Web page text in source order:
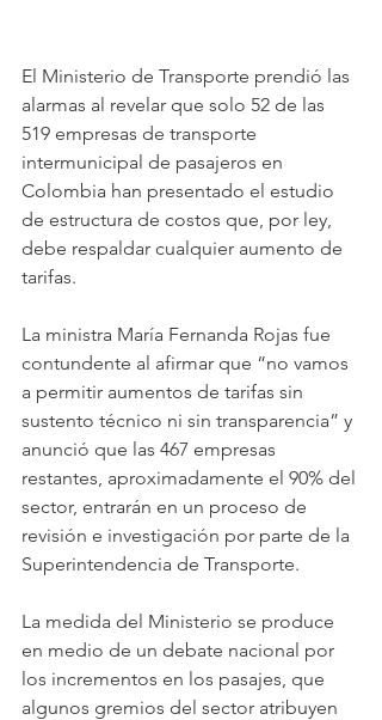
El Ministerio de Transporte prendió las
alarmas al revelar que solo 52 de las
519 empresas de transporte
intermunicipal de pasajeros en
Colombia han presentado el estudio
de estructura de costos que, por ley,
debe respaldar cualquier aumento de
tarifas.
La ministra María Fernanda Rojas fue
contundente al afirmar que “no vamos
a permitir aumentos de tarifas sin
sustento técnico ni sin transparencia” y
anunció que las 467 empresas
restantes, aproximadamente el 90% del
sector, entrarán en un proceso de
revisión e investigación por parte de la
Superintendencia de Transporte.
La medida del Ministerio se produce
en medio de un debate nacional por
los incrementos en los pasajes, que
algunos gremios del sector atribuyen